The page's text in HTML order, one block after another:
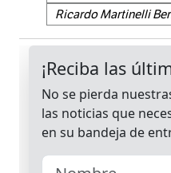
Ricardo Martinelli